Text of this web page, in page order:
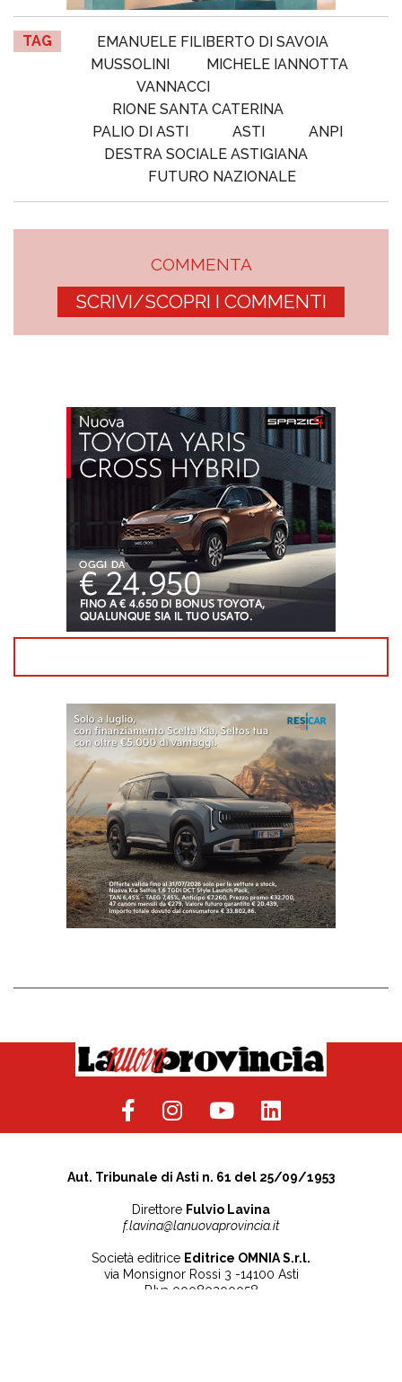
TAG
EMANUELE FILIBERTO DI SAVOIA
MUSSOLINI
MICHELE IANNOTTA
VANNACCI
RIONE SANTA CATERINA
PALIO DI ASTI
ASTI
ANPI
DESTRA SOCIALE ASTIGIANA
FUTURO NAZIONALE
COMMENTA
SCRIVI/SCOPRI I COMMENTI
Aut. Tribunale di Asti n. 61 del 25/09/1953
Direttore Fulvio Lavina
f.lavina@lanuovaprovincia.it
Società editrice Editrice OMNIA S.r.l.
via Monsignor Rossi 3 -14100 Asti
P.Iva 00080200058